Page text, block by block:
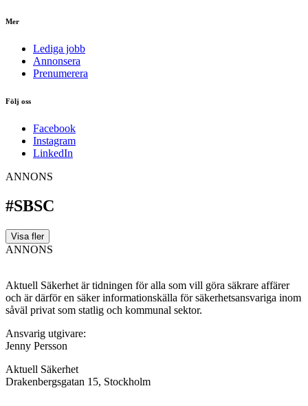
Mer
Lediga jobb
Annonsera
Prenumerera
Följ oss
Facebook
Instagram
LinkedIn
ANNONS
#SBSC
Visa fler
ANNONS
Aktuell Säkerhet är tidningen för alla som vill göra säkrare affärer
och är därför en säker informationskälla för säkerhets­ansvariga inom
såväl privat som statlig och kommunal sektor.
Ansvarig utgivare:
Jenny Persson
Aktuell Säkerhet
Drakenbergsgatan 15, Stockholm